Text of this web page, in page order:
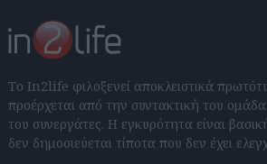
Το In2life φιλοξενεί αποκλειστικά
προέρχεται από την συντακτική του
του συνεργάτες. Η εγκυρότητα είναι
δεν δημοσιεύεται τίποτα που δεν έχει